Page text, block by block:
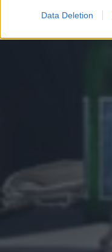
Data Deletion